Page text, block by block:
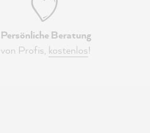
Persönliche Beratung
von Profis, kostenlos!